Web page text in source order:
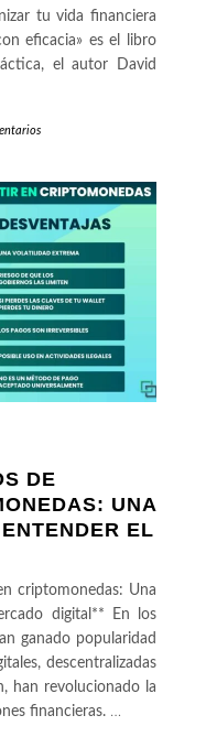
tu vida financiera
eficacia» es el libro
el autor David
DE
UNA
EL
criptomonedas: Una
digital** En los
ganado popularidad
descentralizadas
han revolucionado la
financieras. …